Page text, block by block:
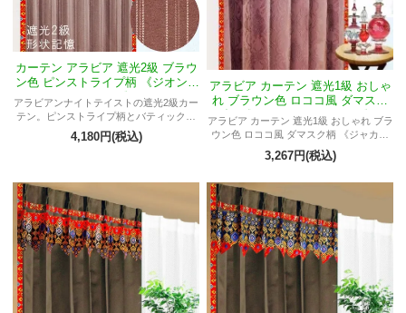
カーテン アラビア 遮光2級 ブラウ
ン色 ピンストライプ柄 《ジオンM
ヤンティ》
アラビアンナイトテイストの遮光2級カー
テン。ピンストライプ柄とバティック布
フリルが斬新。ブラウン色で落ち着いた
雰囲気。形状記憶に優れ、プライバシー
4,180円(税込)
アラビア カーテン 遮光1級 おしゃ
れ ブラウン色 ロココ風 ダマスク
柄 《ジャカルタTウィディ》
アラビア カーテン 遮光1級 おしゃれ ブラ
ウン色 ロココ風 ダマスク柄 《ジャカル
タTウィディ》 インテリア アラビアンナ
イト アラビアン リビング 寝室 部屋 男性
3,267円(税込)